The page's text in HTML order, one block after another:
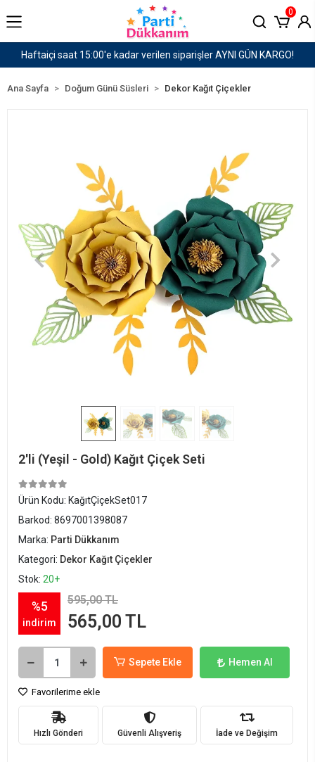
1500 TL ve Üzeri Kargo Ücretsiz!
0
Ana Sayfa Doğum Günü Süsleri Dekor Kağıt Çiçekler
2'li (Yeşil - Gold) Kağıt Çiçek Seti
Ürün Kodu: KağıtÇiçekSet017
Barkod: 8697001398087
Marka: Parti Dükkanım
Kategori: Dekor Kağıt Çiçekler
Stok: 20+
%5
indirim
595,00 TL
565,00 TL
Sepete Ekle Hemen Al
Favorilerime ekle
Hızlı Gönderi Güvenli Alışveriş İade ve Değişim